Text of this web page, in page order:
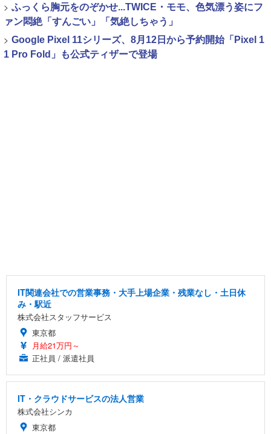
> ふっくら胸元をのぞかせ...TWICE・モモ、色気漂う姿にフ
ァン悶絶「すんごい」「気絶しちゃう」
> Google Pixel 11シリーズ、8月12日から予約開始「Pixel 1
1 Pro Fold」も公式ティザーで登場
IT関連会社での営業事務・大手上場企業・残業なし・土日休
み・駅近
株式会社スタッフサービス
東京都
月給21万円～
正社員 / 派遣社員
IT・クラウドサービスの法人営業
株式会社シンカ
東京都